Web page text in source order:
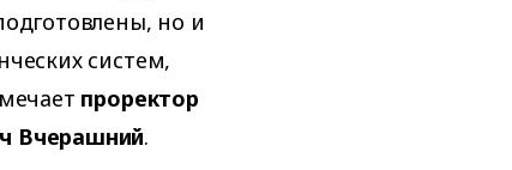
но и
систем,
проректор
Вчерашний.